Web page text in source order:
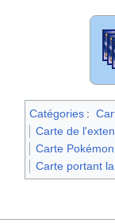
Catégories :
Carte de
Carte Pokémon
Carte portant